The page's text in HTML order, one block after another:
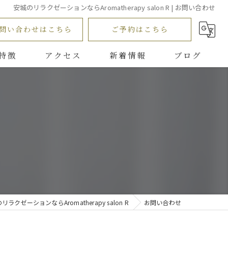
安城のリラクゼーションならAromatherapy salon R | お問い合わせ
い合わせはこちら ご予約はこちら
徴 アクセス 新着情報 ブログ
リラクゼーションならAromatherapy salon R お問い合わせ